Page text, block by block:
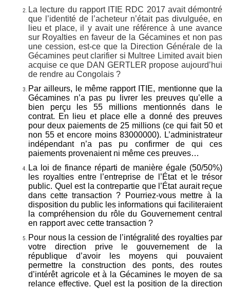
La lecture du rapport ITIE RDC 2017 avait démontré
que l’identité de l’acheteur n’était pas divulguée, en
lieu et place, il y avait une référence à une avance
sur Royalties en faveur de la Gécamines et non pas
une cession, est-ce que la Direction Générale de la
Gécamines peut clarifier si Multree Limited avait bien
acquise ce que DAN GERTLER propose aujourd’hui
de rendre au Congolais ?
Par ailleurs, le même rapport ITIE, mentionne que la
Gécamines n’a pas pu livrer les preuves qu’elle a
bien perçu les 55 millions mentionnés dans le
contrat. En lieu et place elle a donné des preuves
pour deux paiements de 25 millions (ce qui fait 50 et
non 55 et encore moins 83000000). L’administrateur
indépendant n’a pas pu confirmer de qui ces
paiements provenaient ni même ces preuves…
La loi de finance réparti de manière égale (50/50%)
les royalties entre l’entreprise de l’État et le trésor
public. Quel est la contrepartie que l’État aurait reçue
dans cette transaction ? Pourriez-vous mettre à la
disposition du public les informations qui faciliteraient
la compréhension du rôle du Gouvernement central
en rapport avec cette transaction ?
Pour nous la cession de l’intégralité des royalties par
votre direction prive le gouvernement de la
république d’avoir les moyens qui pouvaient
permettre la construction des ponts, des routes
d’intérêt agricole et à la Gécamines le moyen de sa
relance effective. Quel est la position de la direction